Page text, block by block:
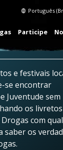
Português
Participe
e festivais
se encontrar
Juventude sem
os
com
saber os